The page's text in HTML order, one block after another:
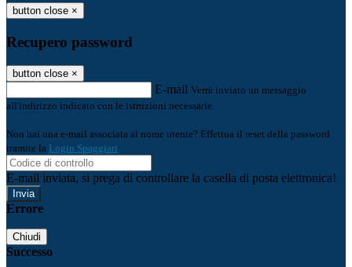
button close ×
Recupero password
button close ×
E-mail Verrà inviato un messaggio
all'indirizzo indicato con le istruzioni necessarie.
Non hai una e-mail associata al nome utente? Effettua il reset della password
tramite la Login Spaggiari
E-mail inviata, si prega di controllare la casella di posta elettronica!
Errore
Chiudi
Successo